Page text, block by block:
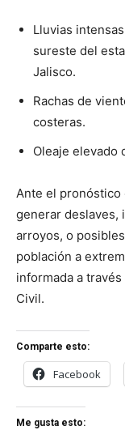
Lluvias
sureste del
Jalisco.
Rachas de
costeras.
Oleaje elevado
Ante el
generar deslaves,
arroyos, o
población a
informada a
Civil.
Comparte esto:
Facebook
Me gusta esto: